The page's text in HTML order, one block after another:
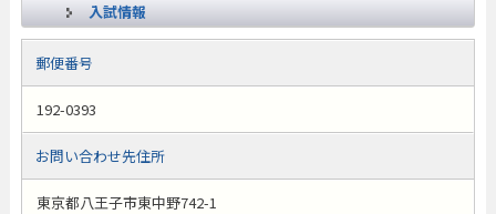
入試情報
郵便番号
192-0393
お問い合わせ先住所
東京都八王子市東中野742-1